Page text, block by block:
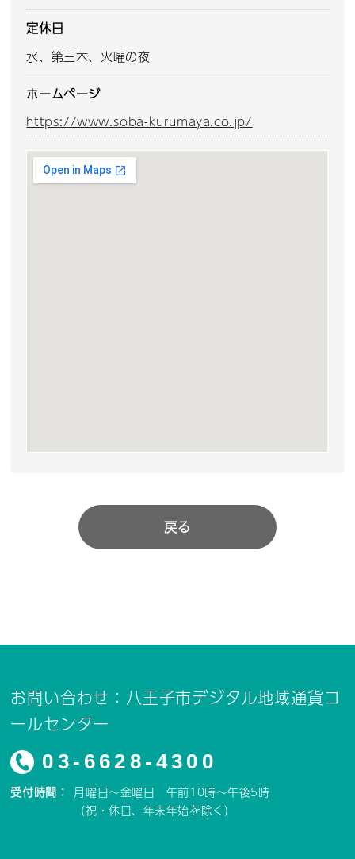
定休日
水、第三木、火曜の夜
ホームページ
https://www.soba-kurumaya.co.jp/
戻る
お問い合わせ：八王子市デジタル地域通貨コ
ールセンター
03-6628-4300
受付時間： 月曜日～金曜日 午前10時～午後5時
（祝・休日、年末年始を除く）